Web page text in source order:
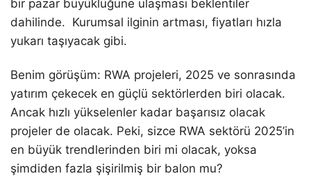
bir pazar büyüklüğüne ulaşması beklentiler
dahilinde. Kurumsal ilginin artması, fiyatları hızla
yukarı taşıyacak gibi.
Benim görüşüm: RWA projeleri, 2025 ve sonrasında
yatırım çekecek en güçlü sektörlerden biri olacak.
Ancak hızlı yükselenler kadar başarısız olacak
projeler de olacak. Peki, sizce RWA sektörü 2025’in
en büyük trendlerinden biri mi olacak, yoksa
şimdiden fazla şişirilmiş bir balon mu?